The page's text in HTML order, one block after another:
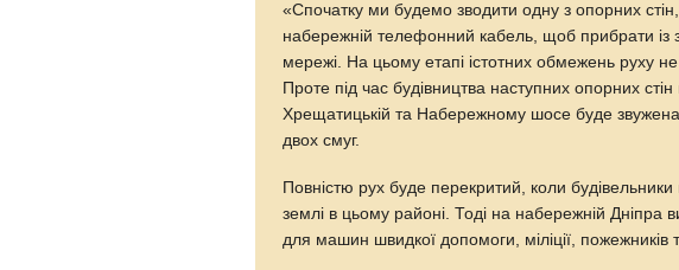
«Спочатку ми будемо зводити одну з опорних
набережній телефонний кабель, щоб прибрати із
мережі. На цьому етапі істотних обмежень руху
Проте під час будівництва наступних опорних
Хрещатицькій та Набережному шосе буде
двох смуг.
Повністю рух буде перекритий, коли
землі в цьому районі. Тоді на набережній Дніпра
для машин швидкої допомоги, міліції, пожежників